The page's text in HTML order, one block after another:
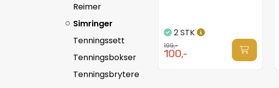
Reimer
Simringer
Tenningssett
Tenningsbokser
Tenningsbrytere
2 STK
199,-
100,-